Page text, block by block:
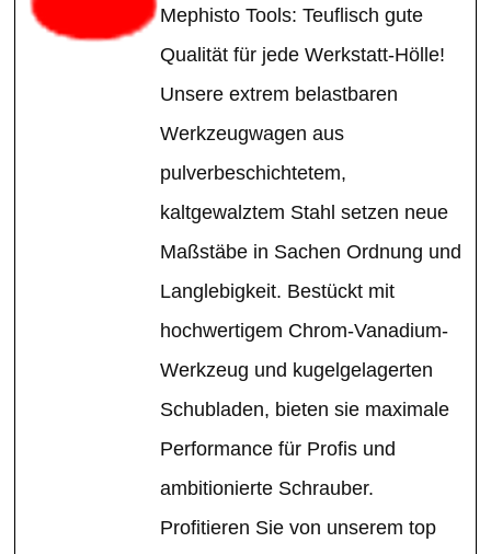
Mephisto Tools: Teuflisch gute
Qualität für jede Werkstatt-Hölle!
Unsere extrem belastbaren
Werkzeugwagen aus
pulverbeschichtetem,
kaltgewalztem Stahl setzen neue
Maßstäbe in Sachen Ordnung und
Langlebigkeit. Bestückt mit
hochwertigem Chrom-Vanadium-
Werkzeug und kugelgelagerten
Schubladen, bieten sie maximale
Performance für Profis und
ambitionierte Schrauber.
Profitieren Sie von unserem top